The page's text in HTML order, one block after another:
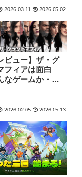
2026.03.11 2026.05.02
ー
ビュー】ザ・グ
フィアは面白
なゲームか・評
2026.02.05 2026.05.13